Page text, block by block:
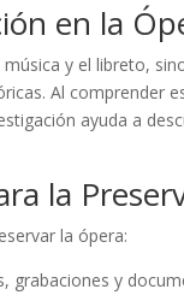
en la
y el libreto,
Al comprender
ayuda a
la
la ópera:
grabaciones y